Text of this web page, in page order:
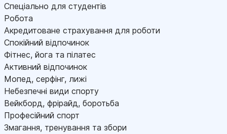
Спеціально для студентів
Робота
Акредитоване страхування для роботи
Спокійний відпочинок
Фітнес, йога та пілатес
Активний відпочинок
Мопед, серфінг, лижі
Небезпечні види спорту
Вейкборд, фрірайд, боротьба
Професійний спорт
Змагання, тренування та збори